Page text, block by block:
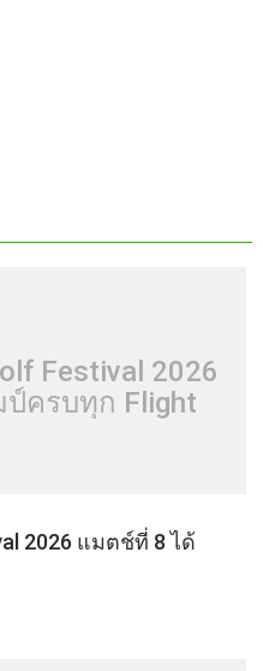
Festival 2026
ครบทุก Flight
2026 แมตช์ที่ 8 ได้